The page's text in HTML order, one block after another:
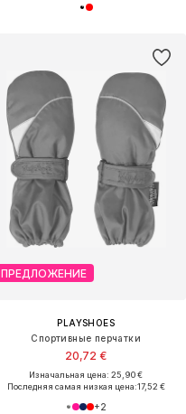
ПРЕДЛОЖЕНИЕ
PLAYSHOES
Спортивные перчатки
20,72 €
Изначальная цена: 25,90 €
Последняя самая низкая цена:17,52 €
+2